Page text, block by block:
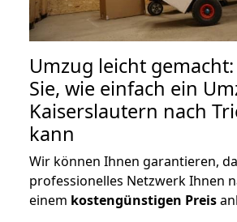
Umzug leicht
Sie, wie einfach ein
Kaiserslautern nach
kann
Wir können Ihnen garantieren,
professionelles Netzwerk Ihnen
einem kostengünstigen Preis